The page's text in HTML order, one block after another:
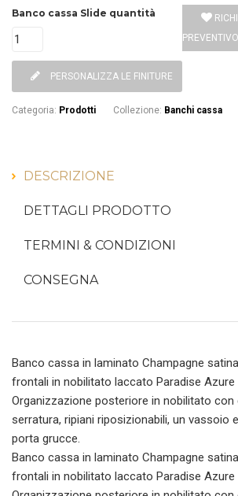
Banco cassa Slide quantità
PREVENTIVO
PERSONALIZZA LE FINITURE
Categoria: Prodotti Collezione: Banchi cassa
DESCRIZIONE
DETTAGLI PRODOTTO
TERMINI & CONDIZIONI
CONSEGNA
Banco cassa in laminato Champagne
frontali in nobilitato laccato Paradise Azure
Organizzazione posteriore in nobilitato
serratura, ripiani riposizionabili, un vassoio
porta grucce.
Banco cassa in laminato Champagne
frontali in nobilitato laccato Paradise Azure